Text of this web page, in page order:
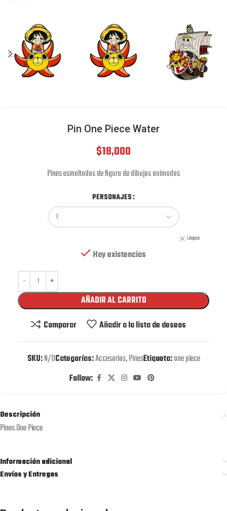
Pin One Piece Water
$18,000
Pines esmaltados de figura de dibujos animados
PERSONAJES
Limpiar
Hay existencias
AÑADIR AL CARRITO
Comparar
Añadir a la lista de deseos
SKU:N/DCategorías:Accesorios,PinesEtiqueta:one piece
Follow:
Descripción
Pines One Piece
Información adicional
Envíos y Entregas